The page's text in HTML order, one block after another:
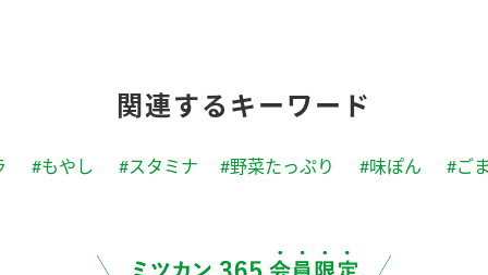
関連するキーワード
#もやし #スタミナ #野菜たっぷり #味ぽん #ご